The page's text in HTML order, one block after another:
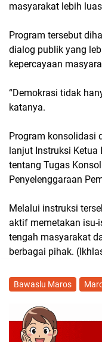
masyarakat lebih
Program tersebut
dialog publik yang
kepercayaan
“Demokrasi tidak
katanya.
Program konsolidasi
lanjut Instruksi Ketua
tentang Tugas
Penyelenggaraan
Melalui instruksi
aktif memetakan isu-
tengah masyarakat
berbagai pihak.
Bawaslu Maros